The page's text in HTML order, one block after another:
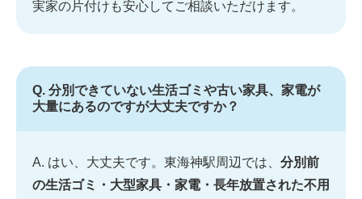
実家の片付けも安心してご相談いただけます。
Q. 分別できていない生活ゴミや古い家具、家電が
大量にあるのですが大丈夫ですか？
A. はい、大丈夫です。東海神駅周辺では、 分別前
の生活ゴミ・大型家具・家電・長年放置された不用